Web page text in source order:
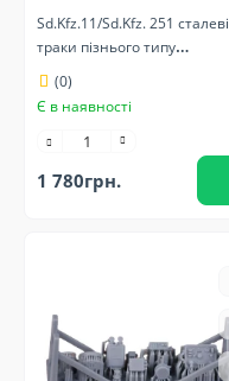
Sd.Kfz.11/Sd.Kfz. 251 сталеві
траки пізнього типу
(Stahlkappen)
(0)
Є в наявності
1 780грн.